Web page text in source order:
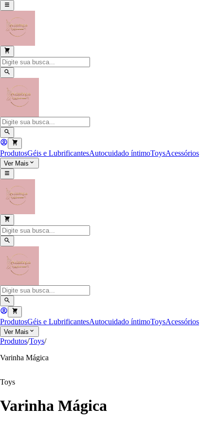
ProdutosGéis e LubrificantesAutocuidado íntimoToysAcessórios
Ver Mais
ProdutosGéis e LubrificantesAutocuidado íntimoToysAcessórios
Ver Mais
Produtos/Toys/
Varinha Mágica
Toys
Varinha Mágica